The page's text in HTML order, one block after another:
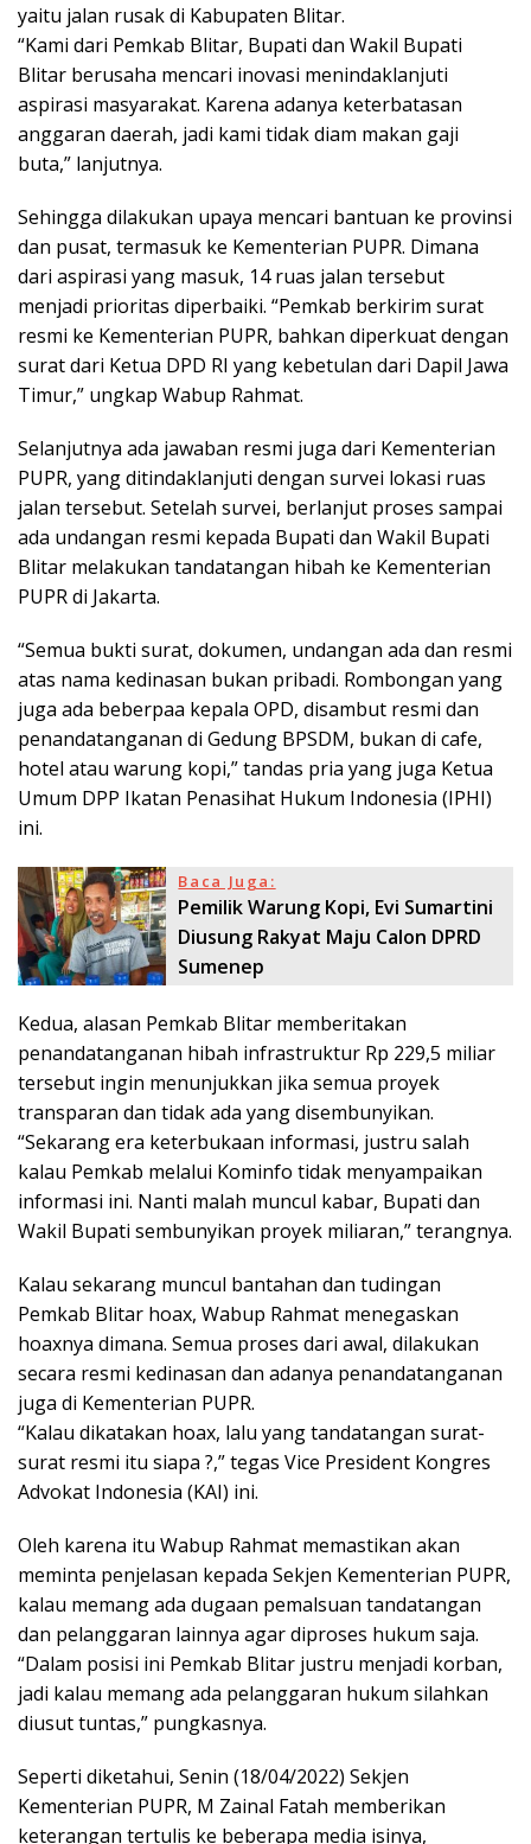
yaitu jalan rusak di Kabupaten Blitar.
“Kami dari Pemkab Blitar, Bupati dan Wakil Bupati
Blitar berusaha mencari inovasi menindaklanjuti
aspirasi masyarakat. Karena adanya keterbatasan
anggaran daerah, jadi kami tidak diam makan gaji
buta,” lanjutnya.
Sehingga dilakukan upaya mencari bantuan ke provinsi
dan pusat, termasuk ke Kementerian PUPR. Dimana
dari aspirasi yang masuk, 14 ruas jalan tersebut
menjadi prioritas diperbaiki. “Pemkab berkirim surat
resmi ke Kementerian PUPR, bahkan diperkuat dengan
surat dari Ketua DPD RI yang kebetulan dari Dapil Jawa
Timur,” ungkap Wabup Rahmat.
Selanjutnya ada jawaban resmi juga dari Kementerian
PUPR, yang ditindaklanjuti dengan survei lokasi ruas
jalan tersebut. Setelah survei, berlanjut proses sampai
ada undangan resmi kepada Bupati dan Wakil Bupati
Blitar melakukan tandatangan hibah ke Kementerian
PUPR di Jakarta.
“Semua bukti surat, dokumen, undangan ada dan resmi
atas nama kedinasan bukan pribadi. Rombongan yang
juga ada beberpaa kepala OPD, disambut resmi dan
penandatanganan di Gedung BPSDM, bukan di cafe,
hotel atau warung kopi,” tandas pria yang juga Ketua
Umum DPP Ikatan Penasihat Hukum Indonesia (IPHI)
ini.
Baca Juga:
Pemilik Warung Kopi, Evi Sumartini
Diusung Rakyat Maju Calon DPRD
Sumenep
Kedua, alasan Pemkab Blitar memberitakan
penandatanganan hibah infrastruktur Rp 229,5 miliar
tersebut ingin menunjukkan jika semua proyek
transparan dan tidak ada yang disembunyikan.
“Sekarang era keterbukaan informasi, justru salah
kalau Pemkab melalui Kominfo tidak menyampaikan
informasi ini. Nanti malah muncul kabar, Bupati dan
Wakil Bupati sembunyikan proyek miliaran,” terangnya.
Kalau sekarang muncul bantahan dan tudingan
Pemkab Blitar hoax, Wabup Rahmat menegaskan
hoaxnya dimana. Semua proses dari awal, dilakukan
secara resmi kedinasan dan adanya penandatanganan
juga di Kementerian PUPR.
“Kalau dikatakan hoax, lalu yang tandatangan surat-
surat resmi itu siapa ?,” tegas Vice President Kongres
Advokat Indonesia (KAI) ini.
Oleh karena itu Wabup Rahmat memastikan akan
meminta penjelasan kepada Sekjen Kementerian PUPR,
kalau memang ada dugaan pemalsuan tandatangan
dan pelanggaran lainnya agar diproses hukum saja.
“Dalam posisi ini Pemkab Blitar justru menjadi korban,
jadi kalau memang ada pelanggaran hukum silahkan
diusut tuntas,” pungkasnya.
Seperti diketahui, Senin (18/04/2022) Sekjen
Kementerian PUPR, M Zainal Fatah memberikan
keterangan tertulis ke beberapa media isinya,